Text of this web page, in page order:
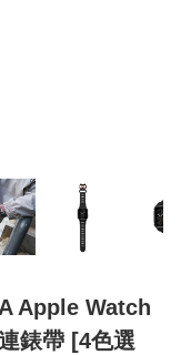
Apple Watch
錶帶 [4色選